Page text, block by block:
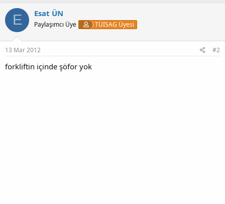
E Esat ÜN
Paylaşımcı Üye TÜİSAG Üyesi
13 Mar 2012 #2
forkliftin içinde şöfor yok